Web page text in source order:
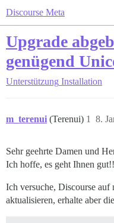
Discourse Meta
Upgrade
genügend
Unterstützung Installation
m_terenui (Terenui) 8.
1
Sehr geehrte Damen und
Ich hoffe, es geht Ihnen gut!!
Ich versuche, Discourse auf
aktualisieren, erhalte aber